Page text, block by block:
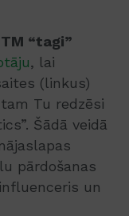
“tagi”
, lai
(linkus)
Tu redzēsi
Šādā veidā
pārdošanas
un